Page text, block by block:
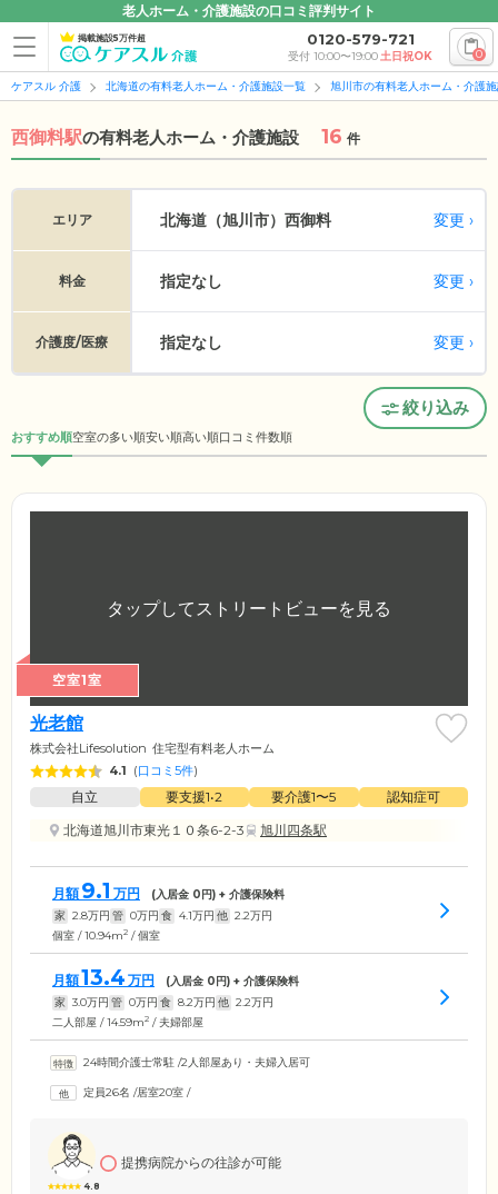
老人ホーム・介護施設の口コミ評判サイト
掲載施設5万件超 0120-579-721
受付 10:00〜19:00土日祝OK 0
ケアスル 介護 北海道の有料老人ホーム・介護施設一覧 旭川市の有料老人ホーム・介護
西御料駅の有料老人ホーム・介護施設 16 件
エリア 北海道（旭川市） 西御料 変更
料金 指定なし 変更
介護度/医療 指定なし 変更
絞り込み
おすすめ順空室の多い順安い順高い順口コミ件数順
空室1室
光老館
株式会社Lifesolution 住宅型有料老人ホーム
4.1 (口コミ5件)
自立 要支援1•2 要介護1〜5
認知症可
北海道旭川市東光１０条6-2-3
旭川四条駅
月額 9.1 万円 (入居金 0円) + 介護保険料
家 2.8万円 管 0万円 食 4.1万円 他 2.2万円
個室 / 10.94m2 / 個室
月額13.4 万円 (入居金 0円) + 介護保険料
家 3.0万円 管 0万円 食 8.2万円 他 2.2万円
二人部屋 / 14.59m2 / 夫婦部屋
24時間介護士常駐 /2人部屋あり・夫婦入居可
定員26名 /居室20室 /
4.8
提携病院からの往診が可能